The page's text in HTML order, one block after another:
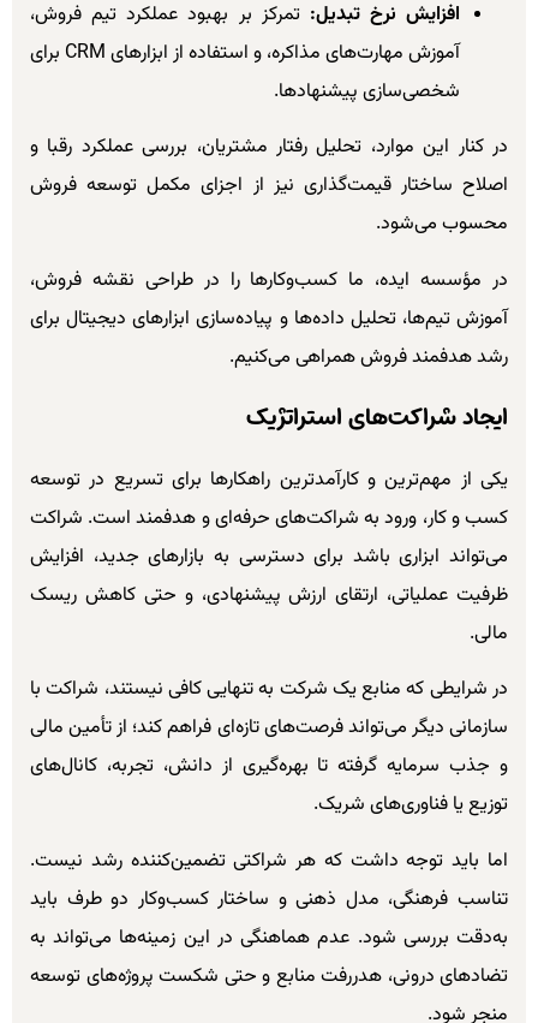
افزایش نرخ تبدیل: تمرکز بر بهبود عملکرد تیم فروش،
آموزش مهارت‌های مذاکره، و استفاده از ابزارهای CRM برای
شخصی‌سازی پیشنهادها.
در کنار این موارد، تحلیل رفتار مشتریان، بررسی عملکرد رقبا و
اصلاح ساختار قیمت‌گذاری نیز از اجزای مکمل توسعه فروش
محسوب می‌شود.
در مؤسسه ایده، ما کسب‌وکارها را در طراحی نقشه فروش،
آموزش تیم‌ها، تحلیل داده‌ها و پیاده‌سازی ابزارهای دیجیتال برای
رشد هدفمند فروش همراهی می‌کنیم.
ایجاد شراکت‌های استراتژیک
یکی از مهم‌ترین و کارآمدترین راهکارها برای تسریع در توسعه
کسب و کار، ورود به شراکت‌های حرفه‌ای و هدفمند است. شراکت
می‌تواند ابزاری باشد برای دسترسی به بازارهای جدید، افزایش
ظرفیت عملیاتی، ارتقای ارزش پیشنهادی، و حتی کاهش ریسک
مالی.
در شرایطی که منابع یک شرکت به تنهایی کافی نیستند، شراکت با
سازمانی دیگر می‌تواند فرصت‌های تازه‌ای فراهم کند؛ از تأمین مالی
و جذب سرمایه‌ گرفته تا بهره‌گیری از دانش، تجربه، کانال‌های
توزیع یا فناوری‌های شریک.
اما باید توجه داشت که هر شراکتی تضمین‌کننده رشد نیست.
تناسب فرهنگی، مدل ذهنی و ساختار کسب‌وکار دو طرف باید
به‌دقت بررسی شود. عدم هماهنگی در این زمینه‌ها می‌تواند به
تضادهای درونی، هدررفت منابع و حتی شکست پروژه‌های توسعه
منجر شود.